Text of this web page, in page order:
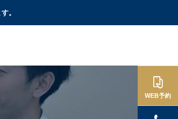
。

WEB予約